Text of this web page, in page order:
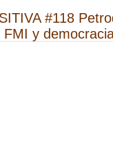
#118
y